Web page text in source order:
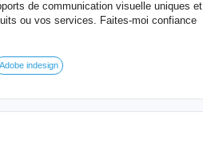
de communication visuelle uniques et
ou vos services. Faites-moi confiance
Adobe indesign